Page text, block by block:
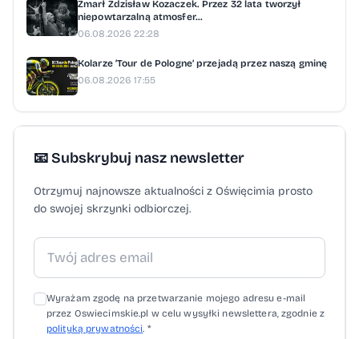
Zmarł Zdzisław Kozaczek. Przez 32 lata tworzył
niepowtarzalną atmosfer...
06.08.2026 22:28
Kolarze ‘Tour de Pologne’ przejadą przez naszą gminę
06.08.2026 17:55
📧 Subskrybuj nasz newsletter
Otrzymuj najnowsze aktualności z Oświęcimia prosto
do swojej skrzynki odbiorczej.
Wyrażam zgodę na przetwarzanie mojego adresu e-mail
przez Oswiecimskie.pl w celu wysyłki newslettera, zgodnie z
polityką prywatności . *